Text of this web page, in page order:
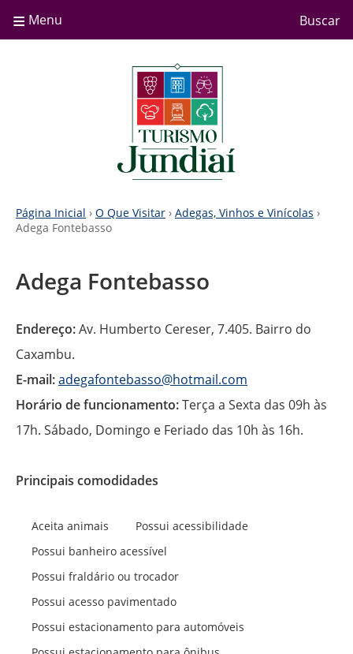
≡ Menu Buscar
Página Inicial › O Que Visitar › Adegas, Vinhos e Vinícolas ›
Adega Fontebasso
Adega Fontebasso
Endereço:Av. Humberto Cereser, 7.405. Bairro do
Caxambu.
E-mail:adegafontebasso@hotmail.com
Horário de funcionamento:Terça a Sexta das 09h às
17h. Sábado, Domingo e Feriado das 10h às 16h.
Principais comodidades
Aceita animais
Possui acessibilidade
Possui banheiro acessível
Possui fraldário ou trocador
Possui acesso pavimentado
Possui estacionamento para automóveis